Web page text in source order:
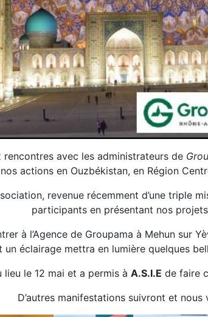
avec les administrateurs de
actions en Ouzbékistan, en Région
revenue récemment d’une triple
participants en présentant nos
à l’Agence de Groupama à Mehun sur
un éclairage mettra en lumière quelques
le 12 mai et a permis à A.S.I.E de faire
D’autres manifestations suivront et